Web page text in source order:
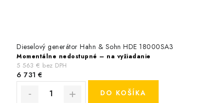
Dieselový generátor Hahn & Sohn HDE 18000SA3
Momentálne nedostupné – na vyžiadanie
5 563 € bez DPH
6 731 €
DO KOŠÍKA